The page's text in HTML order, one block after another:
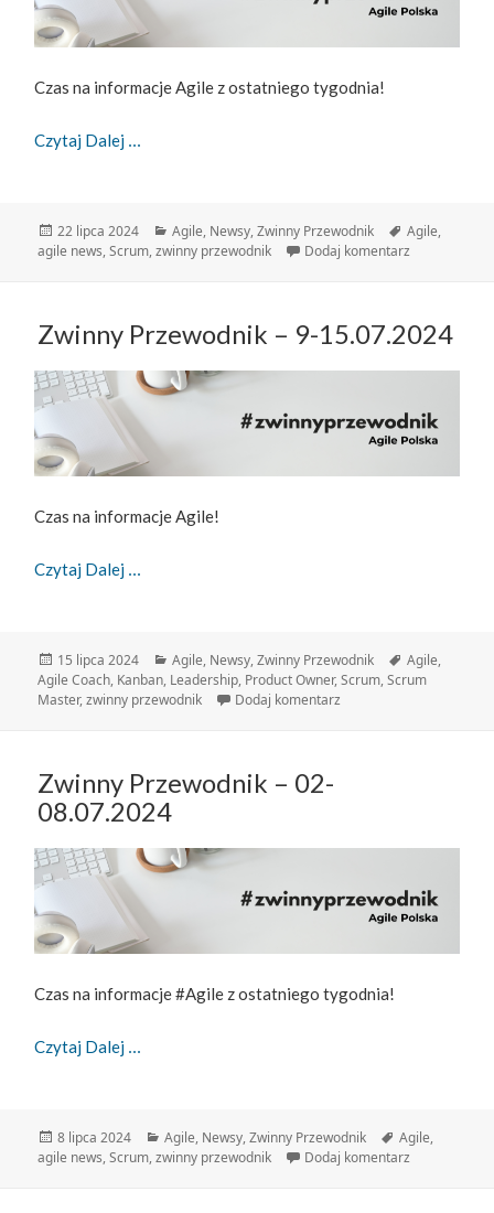
Czas na informacje Agile z ostatniego tygodnia!
Czytaj Dalej
Data
publikacji
22 lipca 2024 Kategorie
Agile, Newsy,Zwinny Przewodnik Tagi
Agile,
agile news,Scrum,zwinny przewodnik Dodaj komentarz
Zwinny Przewodnik – 9-15.07.2024
Czas na informacje Agile!
Czytaj Dalej
Data
publikacji
15 lipca 2024 Kategorie
Agile, Newsy,Zwinny Przewodnik Tagi
Agile,
Agile Coach, Kanban, Leadership, Product Owner,Scrum,Scrum
Master,zwinny przewodnik Dodaj komentarz
Zwinny Przewodnik – 02-
08.07.2024
Czas na informacje #Agile z ostatniego tygodnia!
Czytaj Dalej
Data
publikacji
8 lipca 2024 Kategorie
Agile, Newsy,Zwinny Przewodnik Tagi
Agile,
agile news,Scrum,zwinny przewodnik Dodaj komentarz